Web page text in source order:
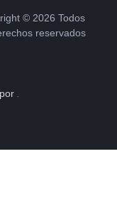
© 2026 Todos
reservados